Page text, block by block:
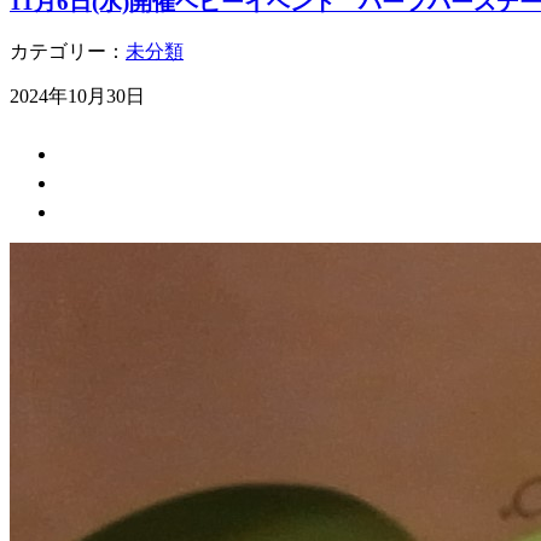
カテゴリー： 未分類
2024年10月30日